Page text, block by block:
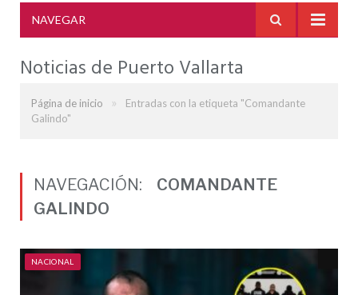
NAVEGAR
Noticias de Puerto Vallarta
Página de inicio »
Entradas con la etiqueta "Comandante
Galindo"
NAVEGACIÓN:
COMANDANTE
GALINDO
NACIONAL